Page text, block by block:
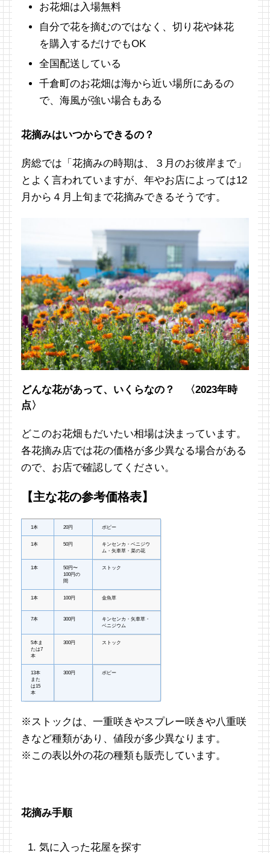
お花畑は入場無料
自分で花を摘むのではなく、切り花や鉢花
を購入するだけでもOK
全国配送している
千倉町のお花畑は海から近い場所にあるの
で、海風が強い場合もある
花摘みはいつからできるの？
房総では「花摘みの時期は、３月のお彼岸まで」
とよく言われていますが、年やお店によっては12
月から４月上旬まで花摘みできるそうです。
どんな花があって、いくらなの？ 〈2023年時
点〉
どこのお花畑もだいたい相場は決まっています。
各花摘み店では花の価格が多少異なる場合がある
ので、お店で確認してください。
【主な花の参考価格表】
1本 20円 ポピー
1本 50円
キンセンカ・ベニジウ
ム・矢車草・菜の花
1本
50円〜
100円の
間
ストック
1本 100円 金魚草
7本 300円
キンセンカ・矢車草・
ベニジウム
5本ま
たは7
本
300円 ストック
13本
また
は15
本
300円 ポピー
※ストックは、一重咲きやスプレー咲きや八重咲
きなど種類があり、値段が多少異なります。
※この表以外の花の種類も販売しています。
花摘み手順
気に入った花屋を探す